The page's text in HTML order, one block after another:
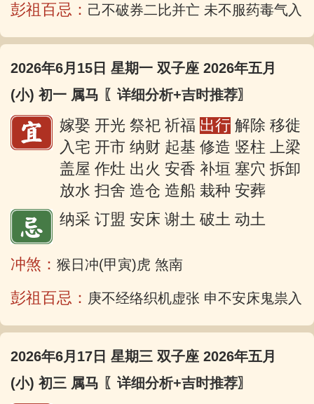
彭祖百忌： 己不破券二比并亡 未不服药毒气入
2026年6月15日 星期一 双子座 2026年五月
(小) 初一 属马 〖详细分析+吉时推荐〗
嫁娶 开光 祭祀 祈福 出行 解除 移徙
入宅 开市 纳财 起基 修造 竖柱 上梁
盖屋 作灶 出火 安香 补垣 塞穴 拆卸
放水 扫舍 造仓 造船 栽种 安葬
纳采 订盟 安床 谢土 破土 动土
冲煞： 猴日冲(甲寅)虎 煞南
彭祖百忌： 庚不经络织机虚张 申不安床鬼祟入
2026年6月17日 星期三 双子座 2026年五月
(小) 初三 属马 〖详细分析+吉时推荐〗